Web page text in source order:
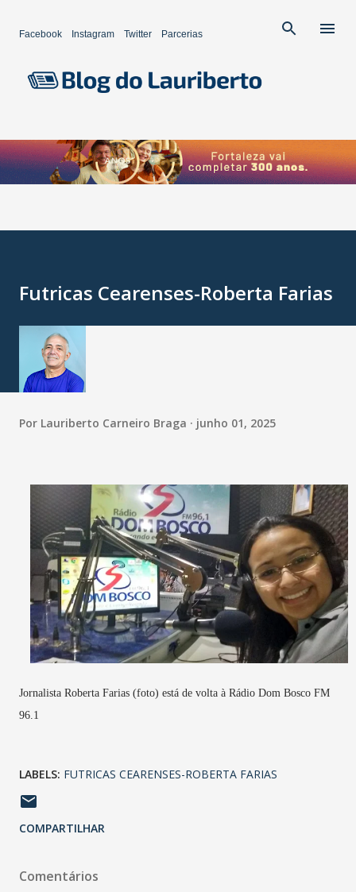
Facebook Instagram Twitter Parcerias
Futricas Cearenses-Roberta Farias
Por Lauriberto Carneiro Braga junho 01, 2025
Jornalista Roberta Farias (foto) está de volta à Rádio Dom Bosco FM
96.1
LABELS: FUTRICAS CEARENSES-ROBERTA FARIAS
COMPARTILHAR
Comentários